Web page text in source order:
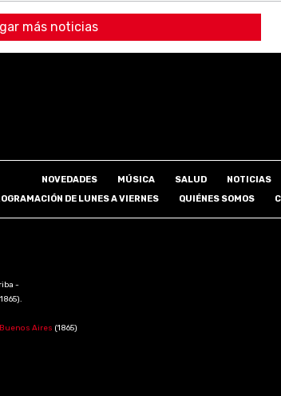
más noticias
NOVEDADES MÚSICA SALUD
NOTICIAS
DE LUNES A VIERNES
QUIÉNES SOMOS
-
Aires (1865)